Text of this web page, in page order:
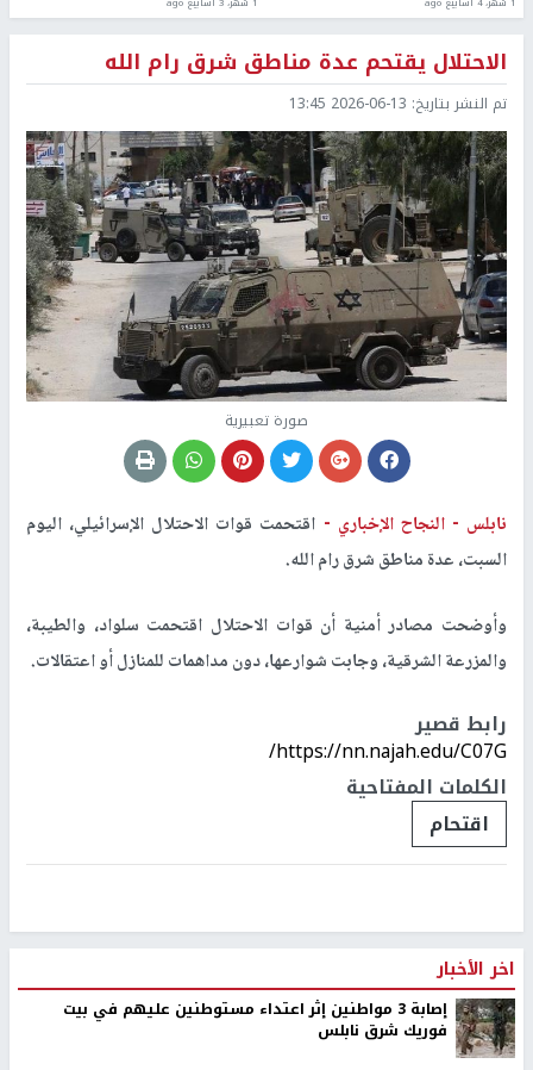
الاحتلال يقتحم عدة مناطق شرق رام الله
تم النشر بتاريخ: 2026-06-13 13:45
صورة تعبيرية
نابلس -النجاح الإخباري - اقتحمت قوات الاحتلال الإسرائيلي، اليوم
السبت، عدة مناطق شرق رام الله.
وأوضحت مصادر أمنية أن قوات الاحتلال اقتحمت سلواد، والطيبة،
والمزرعة الشرقية، وجابت شوارعها، دون مداهمات للمنازل أو اعتقالات.
رابط قصير
https://nn.najah.edu/C07G/
الكلمات المفتاحية
اقتحام
اخر الأخبار
إصابة 3 مواطنين إثر اعتداء مستوطنين عليهم في بيت
فوريك شرق نابلس